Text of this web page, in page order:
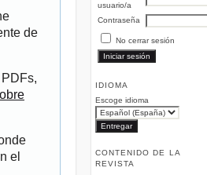
usuario/a
Contraseña
No cerrar sesión
IDIOMA
Escoge idioma
CONTENIDO DE LA
REVISTA
de
el